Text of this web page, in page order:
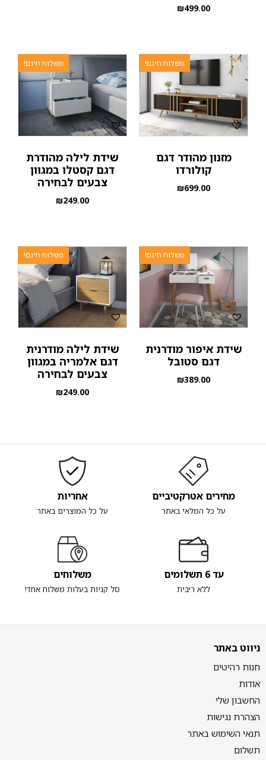
₪499.00
משלוח חינם!
מזנון מהודר דגם
קולורדו
₪699.00
משלוח חינם!
שידת לילה מהודרת
דגם קסטלו במגוון
צבעים לבחירה
₪249.00
משלוח חינם!
שידת איפור מודרנית
דגם סטובל
₪389.00
משלוח חינם!
שידת לילה מודרנית
דגם אלמריה במגוון
צבעים לבחירה
₪249.00
מחירים אטרקטיביים
על כל המלאי באתר
אחריות
על כל המוצרים באתר
עד 6 תשלומים
ללא ריבית
משלוחים
סל קניות בעלות משלוח אחד!
ניווט באתר
חנות רהיטים
אודות
החשבון שלי
הצהרת נגישות
תנאי השימוש באתר
תשלום